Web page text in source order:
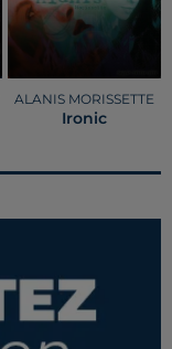
ALANIS MORISSETTE
Ironic